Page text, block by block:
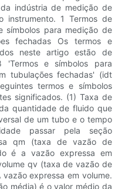
indústria de medição de
instrumento. 1 Termos de
símbolos para medição de
fechadas Os termos e
​​neste artigo estão de
'Termos e símbolos para
tubulações fechadas' (idt
termos e símbolos
significados. (1) Taxa de
quantidade de fluido que
de um tubo e o tempo
passar pela seção
qm (taxa de vazão de
é a vazão expressa em
qv (taxa de vazão de
expressa em volume.
média) é o valor médio da